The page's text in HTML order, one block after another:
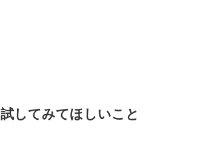
してみてほしいこと